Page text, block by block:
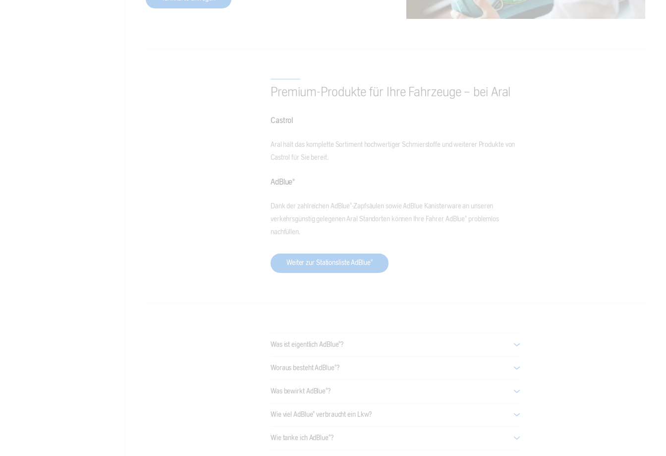
Premium-Produkte für Ihre Fahrzeuge – bei Aral
Castrol
Aral hält das komplette Sortiment hochwertiger Schmierstoffe und weiterer Produkte von
Castrol für Sie bereit.
AdBlue®
Dank der zahlreichen AdBlue®-Zapfsäulen sowie AdBlue Kanisterware an unseren
verkehrsgünstig gelegenen Aral Standorten können Ihre Fahrer AdBlue® problemlos
nachfüllen.
Weiter zur Stationsliste AdBlue®
Was ist eigentlich AdBlue®?
Woraus besteht AdBlue®?
Was bewirkt AdBlue®?
Wie viel AdBlue® verbraucht ein Lkw?
Wie tanke ich AdBlue®?